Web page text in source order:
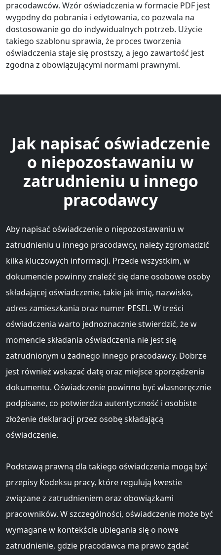
pracodawców. Wzór oświadczenia w formacie PDF jest
wygodny do pobrania i edytowania, co pozwala na
dostosowanie go do indywidualnych potrzeb. Użycie
takiego szablonu sprawia, że proces tworzenia
oświadczenia staje się prostszy, a jego zawartość jest
zgodna z obowiązującymi normami prawnymi.
Jak napisać oświadczenie
o niepozostawaniu w
zatrudnieniu u innego
pracodawcy
Aby napisać oświadczenie o niepozostawaniu w
zatrudnieniu u innego pracodawcy, należy zgromadzić
kilka kluczowych informacji. Przede wszystkim, w
dokumencie powinny znaleźć się dane osobowe osoby
składającej oświadczenie, takie jak imię, nazwisko,
adres zamieszkania oraz numer PESEL. W treści
oświadczenia warto jednoznacznie stwierdzić, że w
momencie składania oświadczenia nie jest się
zatrudnionym u żadnego innego pracodawcy. Dobrze
jest również wskazać datę oraz miejsce sporządzenia
dokumentu. Oświadczenie powinno być własnoręcznie
podpisane, co potwierdza autentyczność i osobiste
złożenie deklaracji przez osobę składającą
oświadczenie.
Podstawą prawną dla takiego oświadczenia mogą być
przepisy Kodeksu pracy, które regulują kwestie
związane z zatrudnieniem oraz obowiązkami
pracowników. W szczególności, oświadczenie może być
wymagane w kontekście ubiegania się o nowe
zatrudnienie, gdzie pracodawca ma prawo żądać